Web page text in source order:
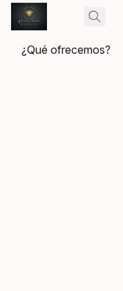
¿Qué ofrecemos?